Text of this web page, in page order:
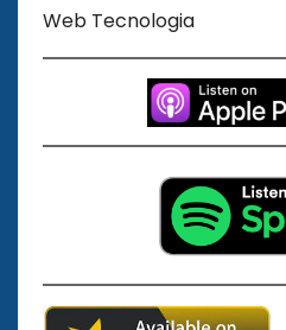
Web Tecnologia